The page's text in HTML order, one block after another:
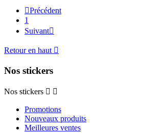
Précédent
1
Suivant
Retour en haut 
Nos stickers
Nos stickers  
Promotions
Nouveaux produits
Meilleures ventes